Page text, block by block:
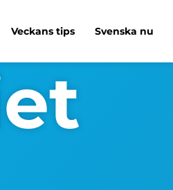
Veckans tips Svenska nu